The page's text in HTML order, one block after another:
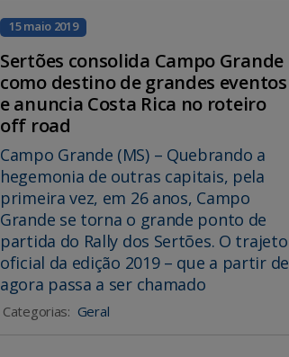
15 maio 2019
Sertões consolida Campo Grande
como destino de grandes eventos
e anuncia Costa Rica no roteiro
off road
Campo Grande (MS) – Quebrando a
hegemonia de outras capitais, pela
primeira vez, em 26 anos, Campo
Grande se torna o grande ponto de
partida do Rally dos Sertões. O trajeto
oficial da edição 2019 – que a partir de
agora passa a ser chamado
Categorias: Geral